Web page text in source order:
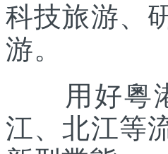
科技旅游、
游。
用好粵港
江、北江等